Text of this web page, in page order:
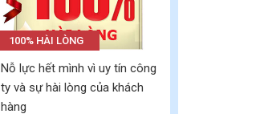
100% HÀI LÒNG
Nỗ lực hết mình vì uy tín công
ty và sự hài lòng của khách
hàng